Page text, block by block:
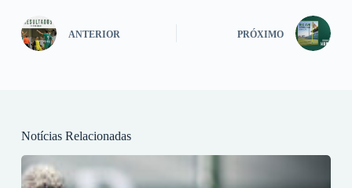
ANTERIOR PRÓXIMO
Notícias Relacionadas